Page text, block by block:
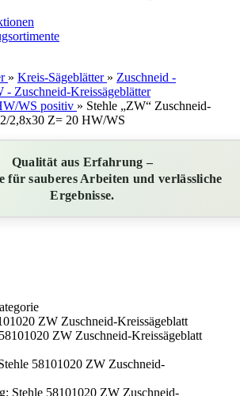
» Kreis-Sägeblätter » Zuschneid -
- Zuschneid-Kreissägeblätter
WS positiv » Stehle „ZW“ Zuschneid-
2,8x30 Z= 20 HW/WS
Qualität aus Erfahrung –
für sauberes Arbeiten und verlässliche
Ergebnisse.